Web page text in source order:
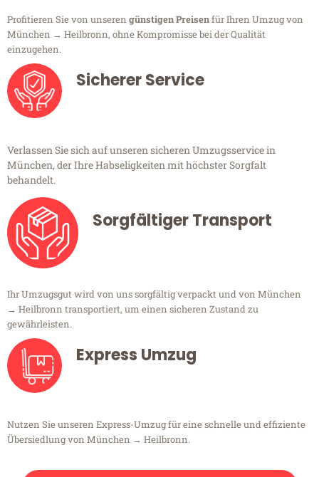
Profitieren Sie von unseren günstigen Preisenfür Ihren Umzug von
München → Heilbronn, ohne Kompromisse bei der Qualität
einzugehen.
Sicherer Service
Verlassen Sie sich auf unseren sicheren Umzugsservice in
München, der Ihre Habseligkeiten mit höchster Sorgfalt
behandelt.
Sorgfältiger Transport
Ihr Umzugsgut wird von uns sorgfältig verpackt und von München
→ Heilbronn transportiert, um einen sicheren Zustand zu
gewährleisten.
Express Umzug
Nutzen Sie unseren Express-Umzug für eine schnelle und effiziente
Übersiedlung von München → Heilbronn.